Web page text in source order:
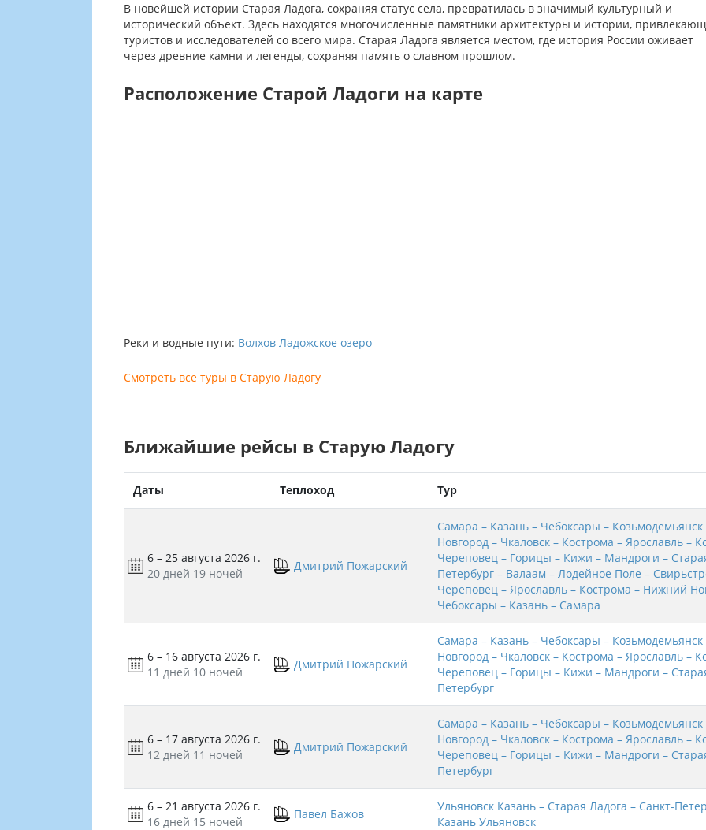
В новейшей истории Старая Ладога, сохраняя статус села, превратилась в значимый культурный и
исторический объект. Здесь находятся многочисленные памятники архитектуры и истории,
туристов и исследователей со всего мира. Старая Ладога является местом, где история России оживает
через древние камни и легенды, сохраняя память о славном прошлом.
Расположение Старой Ладоги на карте
Реки и водные пути: Волхов Ладожское озеро
Смотреть все туры в Старую Ладогу
Ближайшие рейсы в Старую Ладогу
Даты Теплоход Тур
6 – 25 августа 2026 г.
20 дней 19 ночей
Дмитрий Пожарский
Самара – Казань – Чебоксары –
Новгород – Чкаловск – Кострома – Ярославль –
Череповец – Горицы – Кижи – Мандроги –
Петербург – Валаам – Лодейное Поле –
Череповец – Ярославль – Кострома – Нижний
Чебоксары – Казань – Самара
6 – 16 августа 2026 г.
11 дней 10 ночей
Дмитрий Пожарский
Самара – Казань – Чебоксары –
Новгород – Чкаловск – Кострома – Ярославль –
Череповец – Горицы – Кижи – Мандроги –
Петербург
6 – 17 августа 2026 г.
12 дней 11 ночей
Дмитрий Пожарский
Самара – Казань – Чебоксары –
Новгород – Чкаловск – Кострома – Ярославль –
Череповец – Горицы – Кижи – Мандроги –
Петербург
6 – 21 августа 2026 г.
16 дней 15 ночей
Павел Бажов
Ульяновск Казань – Старая Ладога – Санкт-
Казань Ульяновск